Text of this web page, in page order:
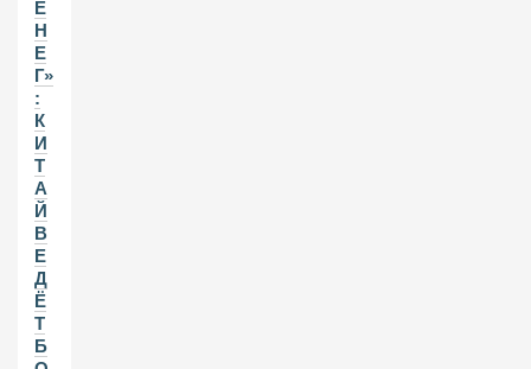
Е
Н
Е
Г»
:
К
И
Т
А
Й
В
Е
Д
Ё
Т
Б